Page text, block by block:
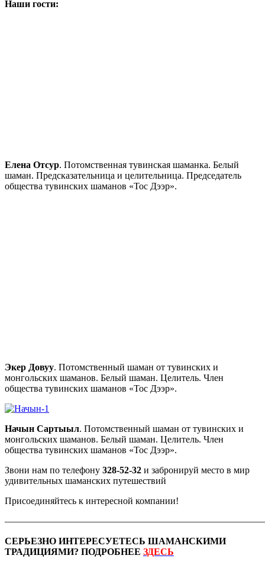
Наши гости:
Елена Отсур. Потомственная тувинская шаманка. Белый
шаман. Предсказательница и целительница. Председатель
общества тувинских шаманов «Тос Дээр».
Экер Довуу. Потомственный шаман от тувинских и
монгольских шаманов. Белый шаман. Целитель. Член
общества тувинских шаманов «Тос Дээр».
Начын Сартыыл. Потомственный шаман от тувинских и
монгольских шаманов. Белый шаман. Целитель. Член
общества тувинских шаманов «Тос Дээр».
Звони нам по телефону 328-52-32 и забронируй место в мир
удивительных шаманских путешествий
Присоединяйтесь к интересной компании!
СЕРЬЕЗНО ИНТЕРЕСУЕТЕСЬ ШАМАНСКИМИ
ТРАДИЦИЯМИ? ПОДРОБНЕЕ ЗДЕСЬ